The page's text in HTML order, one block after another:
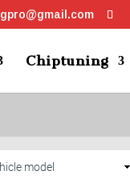
Chiptuning